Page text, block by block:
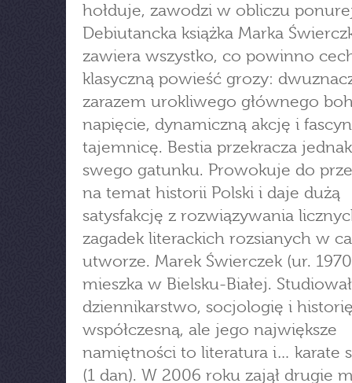
hołduje, zawodzi w obliczu
Debiutancka książka Marka
zawiera wszystko, co powinno
klasyczną powieść grozy:
zarazem urokliwego głównego
napięcie, dynamiczną akcję i
tajemnicę. Bestia przekracza
swego gatunku. Prowokuje do
na temat historii Polski i daje dużą
satysfakcję z rozwiązywania
zagadek literackich rozsianych w
utworze. Marek Świerczek (ur.
mieszka w Bielsku-Białej. Studiował
dziennikarstwo, socjologię i
współczesną, ale jego największe
namiętności to literatura i… karate
(1 dan). W 2006 roku zajął drugie